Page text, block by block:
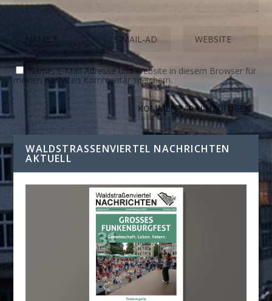
Name, E-Mail-Adresse und Website in diesem Browser für
meinen nächsten Kommentar speichern.
WALDSTRASSENVIERTEL NACHRICHTEN A
KTUELL